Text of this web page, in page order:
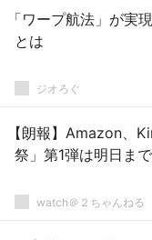
「ワープ航法」が実
とは
ジオろぐ
【朗報】Amazon、
祭」第1弾は明日ま
watch＠２ちゃんねる